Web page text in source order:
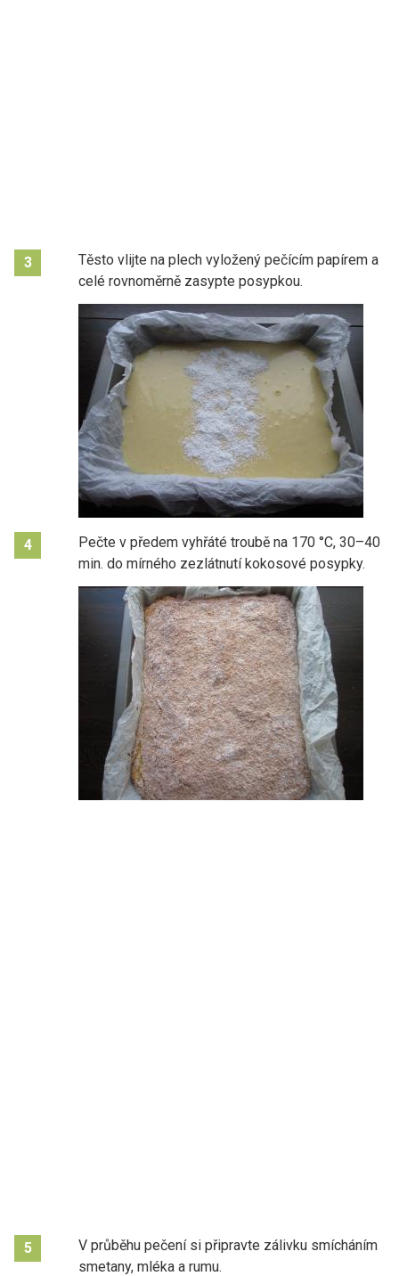
3
Těsto vlijte na plech vyložený pečícím papírem a
celé rovnoměrně zasypte posypkou.
4
Pečte v předem vyhřáté troubě na 170 °C, 30–40
min. do mírného zezlátnutí kokosové posypky.
5
V průběhu pečení si připravte zálivku smícháním
smetany, mléka a rumu.